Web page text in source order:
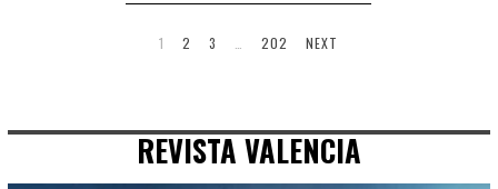
1 2 3 202 NEXT
REVISTA VALENCIA